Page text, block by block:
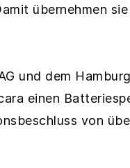
übernehmen
und dem
einen
von